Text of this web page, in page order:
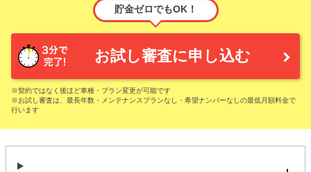
貯金ゼロでもOK！
お試し審査に申し込む
※契約ではなく後ほど車種・プラン変更が可能です
※お試し審査は、最長年数・メンテナンスプランなし・希望ナンバーなしの最低月額料金で
行います